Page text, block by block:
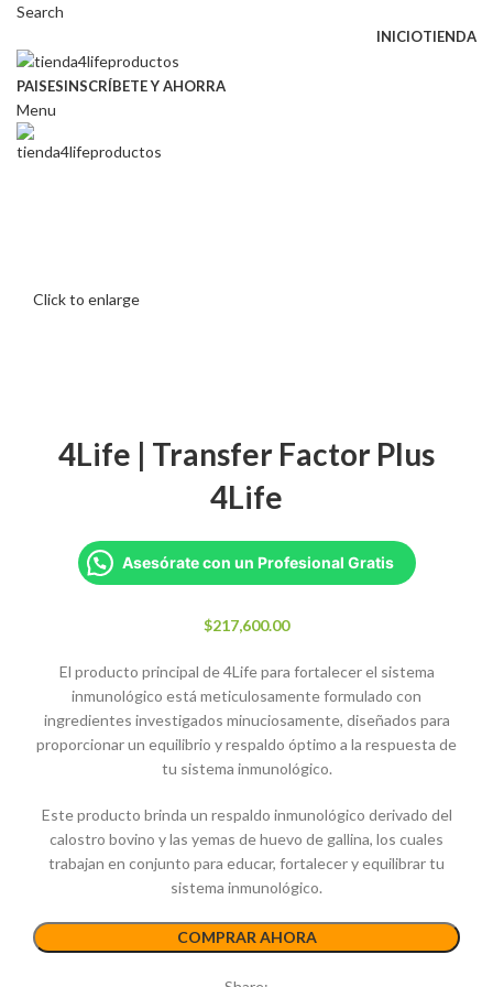
Search
INICIOTIENDA
PAISESINSCRÍBETE Y AHORRA
Menu
Click to enlarge
4Life | Transfer Factor Plus
4Life
Asesórate con un Profesional Gratis
$217,600.00
El producto principal de 4Life para fortalecer el sistema
inmunológico está meticulosamente formulado con
ingredientes investigados minuciosamente, diseñados para
proporcionar un equilibrio y respaldo óptimo a la respuesta de
tu sistema inmunológico.
Este producto brinda un respaldo inmunológico derivado del
calostro bovino y las yemas de huevo de gallina, los cuales
trabajan en conjunto para educar, fortalecer y equilibrar tu
sistema inmunológico.
COMPRAR AHORA